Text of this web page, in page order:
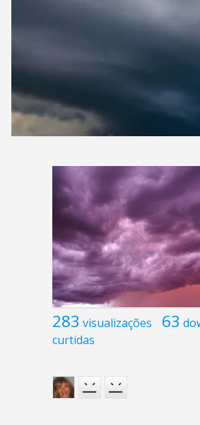
283 visualizações 63
curtidas